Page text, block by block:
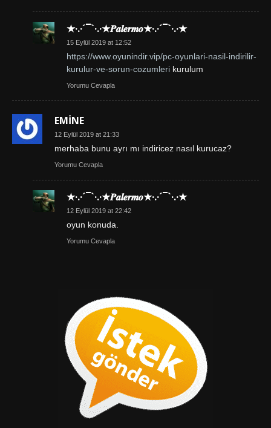
★·.·´¯`·.·★𝑷𝒂𝒍𝒆𝒓𝒎𝒐★·.·´¯`·.·★
15 Eylül 2019 at 12:52
https://www.oyunindir.vip/pc-oyunlari-nasil-indirilir-
kurulur-ve-sorun-cozumleri kurulum
Yorumu Cevapla
EMİNE
12 Eylül 2019 at 21:33
merhaba bunu ayrı mı indiricez nasıl kurucaz?
Yorumu Cevapla
★·.·´¯`·.·★𝑷𝒂𝒍𝒆𝒓𝒎𝒐★·.·´¯`·.·★
12 Eylül 2019 at 22:42
oyun konuda.
Yorumu Cevapla